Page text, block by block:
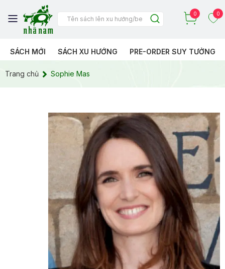
0 0
SÁCH MỚI SÁCH XU HƯỚNG PRE-ORDER SUY TƯỞNG
Trang chủ Sophie Mas